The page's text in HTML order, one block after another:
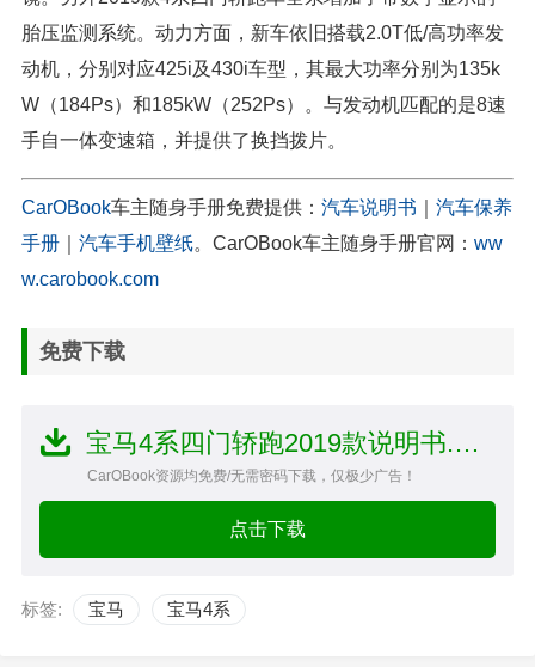
胎压监测系统。动力方面，新车依旧搭载2.0T低/高功率发
动机，分别对应425i及430i车型，其最大功率分别为135k
W（184Ps）和185kW（252Ps）。与发动机匹配的是8速
手自一体变速箱，并提供了换挡拨片。
CarOBook车主随身手册免费提供： 汽车说明书
汽车保养
手册
汽车手机壁纸。CarOBook车主随身手册官网： ww
w.carobook.com
免费下载
宝马4系四门轿跑2019款说明书.PDF文件
CarOBook资源均免费/无需密码下载，仅极少广告！
点击下载
标签: 宝马 宝马4系